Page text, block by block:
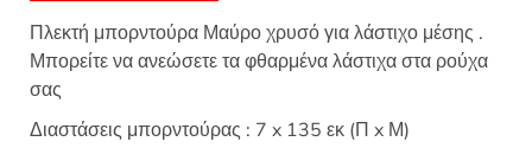
Πλεκτή μπορντούρα Μαύρο χρυσό για λάστιχο μέσης .
Μπορείτε να ανεώσετε τα φθαρμένα λάστιχα στα ρούχα
σας
Διαστάσεις μπορντούρας : 7 x 135 εκ (Π x Μ)